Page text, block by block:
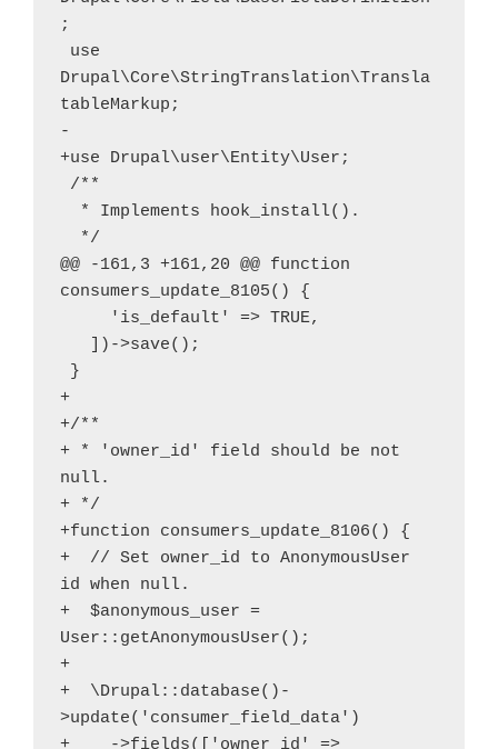
;
Drupal\Core\StringTranslation\Transla
tableMarkup;
-
+use Drupal\user\Entity\User;
@@ -161,3 +161,20 @@ function
consumers_update_8105() {
+
+/**
+ * 'owner_id' field should be not
null.
+ */
+function consumers_update_8106() {
+  // Set owner_id to AnonymousUser
id when null.
+  $anonymous_user =
User::getAnonymousUser();
+
+  \Drupal::database()-
>update('consumer_field_data')